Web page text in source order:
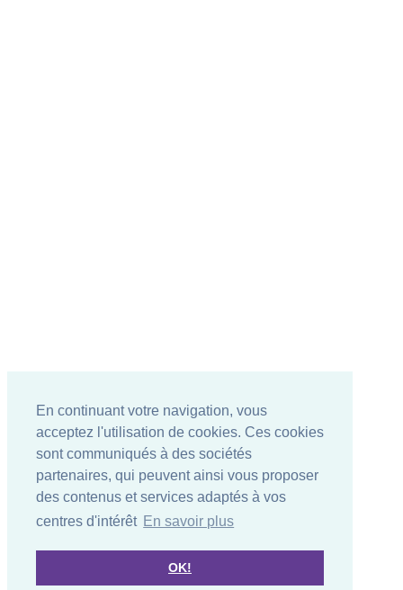
En continuant votre navigation, vous
acceptez l'utilisation de cookies. Ces cookies
sont communiqués à des sociétés
partenaires, qui peuvent ainsi vous proposer
des contenus et services adaptés à vos
centres d'intérêt En savoir plus
OK!